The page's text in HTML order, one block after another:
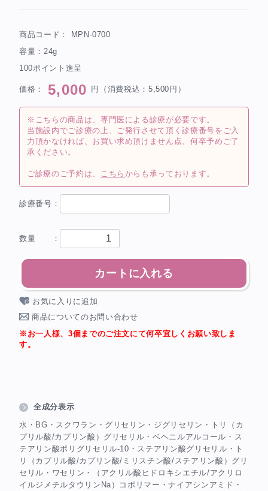
商品コード： MPN-0700
容量：24g
100ポイント進呈
価格： 5,000 円（消費税込：5,500円）
※こちらの商品は、専門医による診療が必要です。
当施設内でご診療の上、ご発行させて頂く診療番号をご入
力頂かなければ、お買い求め頂けません点、何卒予めご了
承ください。
ご診療のご予約は、 こちら からも承っております。
診療番号：
数量 ：
カートに入れる
お気に入りに追加
商品についてのお問い合わせ
※お一人様、3個までのご注文にて何卒宜しくお願い致しま
す。
全成分表示
水・BG・スクワラン・グリセリン・ジグリセリン・トリ（カ
プリル酸/カプリン酸）グリセリル・ベヘニルアルコール・ス
テアリン酸ポリグリセリル-10・ステアリン酸グリセリル・ト
リ（カプリル酸/カプリン酸/ミリスチン酸/ステアリン酸）グリ
セリル・ワセリン・（アクリル酸ヒドロキシエチル/アクリロ
イルジメチルタウリンNa）コポリマー・ナイアシンアミド・